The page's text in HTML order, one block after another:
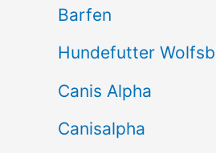
a
c
h
:
Barfen
Hundefutter
Canis Alpha
Canisalpha